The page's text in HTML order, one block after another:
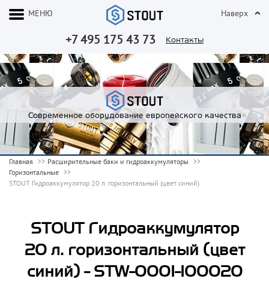
+7 495 175 43 73 Контакты
МЕНЮ Наверх
Современное оборудование европейского качества
Главная
Расширительные баки и гидроаккумуляторы
Горизонтальные
STOUT Гидроаккумулятор 20 л. горизонтальный (цвет синий)
STOUT Гидроаккумулятор
20 л. горизонтальный (цвет
синий) - STW-0001-100020